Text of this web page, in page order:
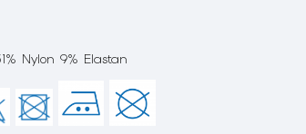
Nylon 9% Elastan